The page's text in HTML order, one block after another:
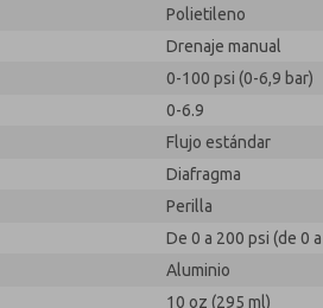
Polietileno
Drenaje manual
0-100 psi (0-6,9 bar)
0-6.9
Flujo estándar
Diafragma
Perilla
De 0 a 200 psi (de 0
Aluminio
10 oz (295 ml)